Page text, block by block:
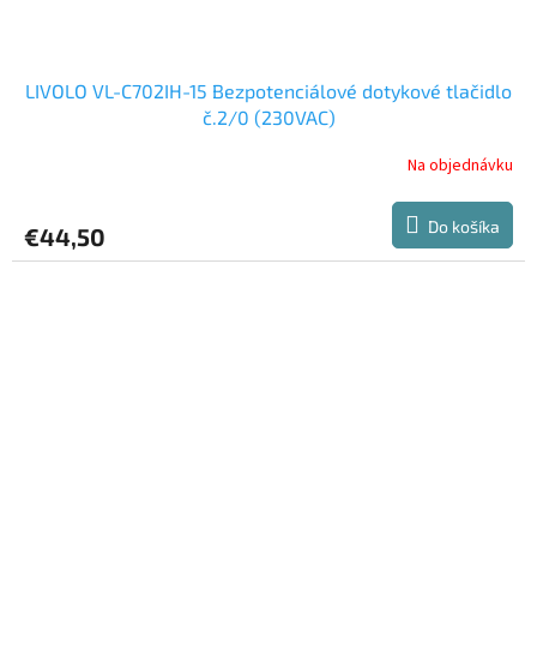
LIVOLO VL-C702IH-15 Bezpotenciálové dotykové tlačidlo
č.2/0 (230VAC)
Na objednávku
€44,50 Do košíka